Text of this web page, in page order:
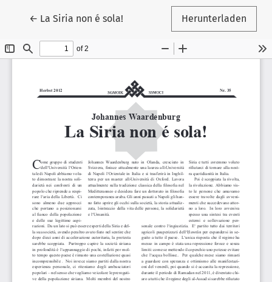
← Zu Artikeldetails zurückkehren
La Siria non é sola! Herunterladen